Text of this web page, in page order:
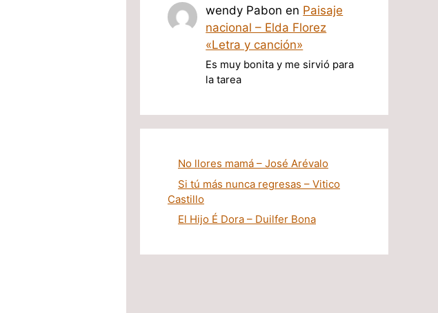
wendy Pabon en Paisaje
nacional – Elda Florez
«Letra y canción»
Es muy bonita y me sirvió para
la tarea
No llores mamá – José Arévalo
Si tú más nunca regresas – Vitico
Castillo
El Hijo É Dora – Duilfer Bona